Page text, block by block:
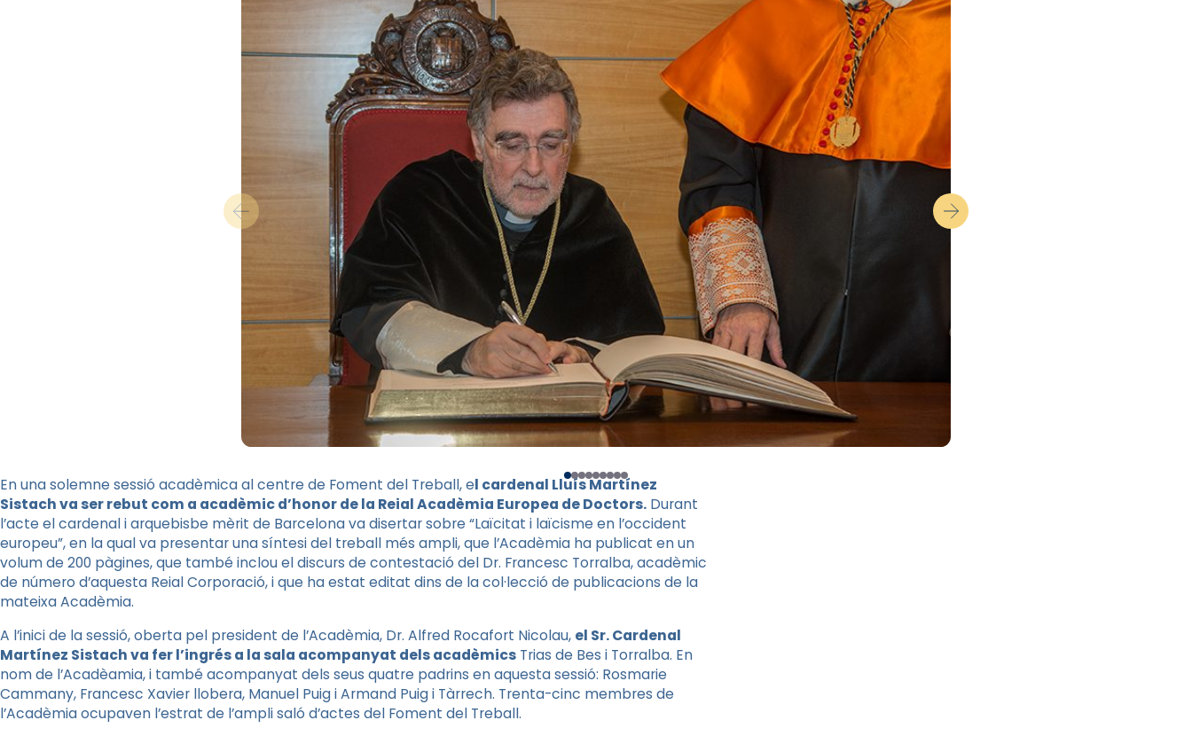
En una solemne sessió acadèmica al centre de Foment del Treball, el cardenal Lluís Martínez
Sistach va ser rebut com a acadèmic d’honor de la Reial Acadèmia Europea de Doctors. Durant
l’acte el cardenal i arquebisbe mèrit de Barcelona va disertar sobre “Laïcitat i laïcisme en l’occident
europeu”, en la qual va presentar una síntesi del treball més ampli, que l’Acadèmia ha publicat en un
volum de 200 pàgines, que també inclou el discurs de contestació del Dr. Francesc Torralba, acadèmic
de número d’aquesta Reial Corporació, i que ha estat editat dins de la col·lecció de publicacions de la
mateixa Acadèmia.
A l’inici de la sessió, oberta pel president de l’Acadèmia, Dr. Alfred Rocafort Nicolau, el Sr. Cardenal
Martínez Sistach va fer l’ingrés a la sala acompanyat dels acadèmics Trias de Bes i Torralba. En
nom de l’Acadèamia, i també acompanyat dels seus quatre padrins en aquesta sessió: Rosmarie
Cammany, Francesc Xavier llobera, Manuel Puig i Armand Puig i Tàrrech. Trenta-cinc membres de
l’Acadèmia ocupaven l’estrat de l’ampli saló d’actes del Foment del Treball.